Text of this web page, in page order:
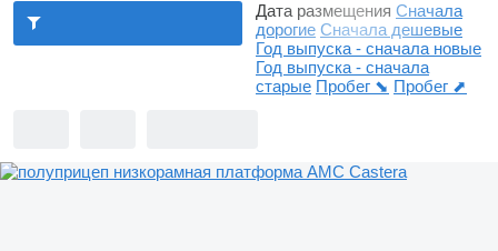
Дата размещения Сначала
дорогие Сначала дешевые
Год выпуска - сначала новые
Год выпуска - сначала
старые Пробег ⬊ Пробег ⬈